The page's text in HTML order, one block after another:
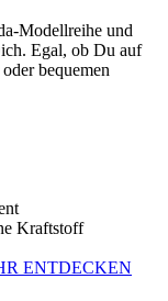
Modellreihe und
Egal, ob Du auf
bequemen
Kraftstoff
ENTDECKEN